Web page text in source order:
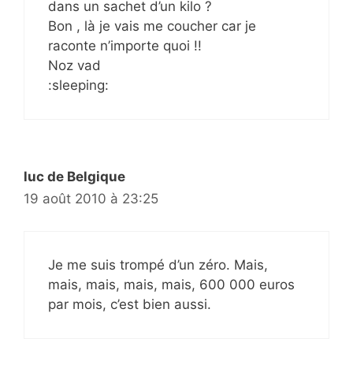
dans un sachet d’un kilo ?
Bon , là je vais me coucher car je
raconte n’importe quoi !!
Noz vad
:sleeping:
luc de Belgique
19 août 2010 à 23:25
Je me suis trompé d’un zéro. Mais,
mais, mais, mais, mais, 600 000 euros
par mois, c’est bien aussi.